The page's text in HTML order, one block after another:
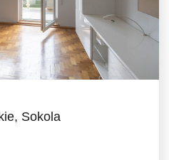
Sokola